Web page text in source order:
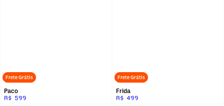
Frete Grátis
Paco
R$ 599
Frete Grátis
Frida
R$ 499